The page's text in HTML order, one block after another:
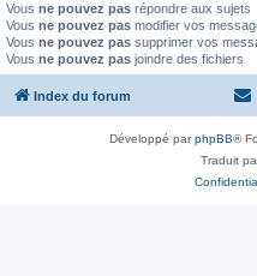
Vous ne pouvez pas répondre aux sujets
Vous ne pouvez pas modifier vos
Vous ne pouvez pas supprimer vos
Vous ne pouvez pas joindre des fichiers
Index du forum
Développé parphpBB®
Traduit